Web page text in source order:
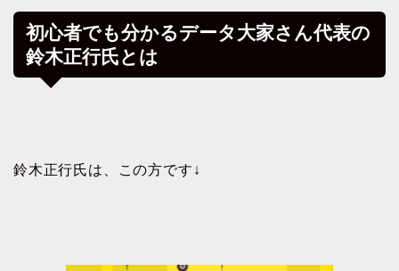
初心者でも分かるデータ大家さん代表の
鈴木正行氏とは
鈴木正行氏は、この方です↓